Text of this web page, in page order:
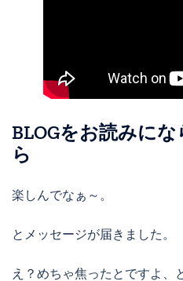
BLOGをお読みに
ら
楽しんでなぁ～。
とメッセージが届きました。
え？めちゃ焦ったとですよ、